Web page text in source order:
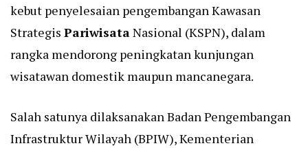
kebut penyelesaian pengembangan Kawasan
Strategis PariwisataNasional (KSPN), dalam
rangka mendorong peningkatan kunjungan
wisatawan domestik maupun mancanegara.
Salah satunya dilaksanakan Badan Pengembangan
Infrastruktur Wilayah (BPIW), Kementerian